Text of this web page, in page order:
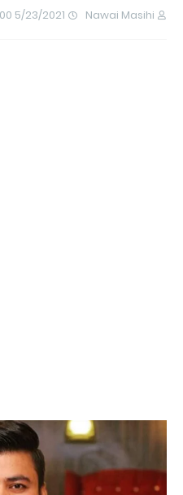
Nawai Masihi
5/23/2021 12:08:00 AM